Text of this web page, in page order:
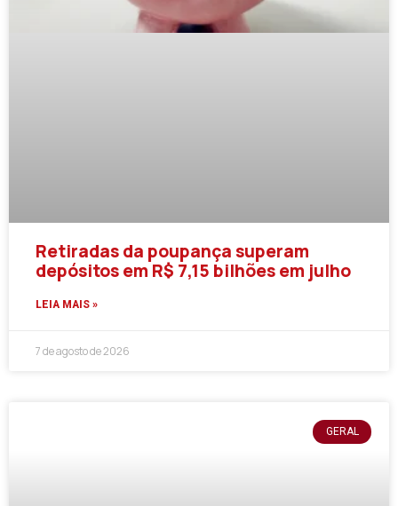
Retiradas da poupança superam
depósitos em R$ 7,15 bilhões em julho
LEIA MAIS »
7 de agosto de 2026
GERAL